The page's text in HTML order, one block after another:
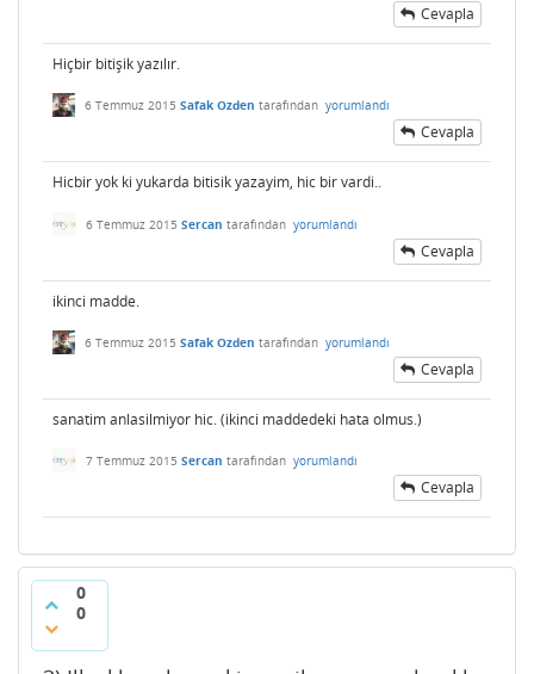
Cevapla
Hiçbir bitişik yazılır.
6 Temmuz 2015 Safak Ozden tarafından yorumlandı
Cevapla
Hicbir yok ki yukarda bitisik yazayim, hic bir vardi..
6 Temmuz 2015 Sercan tarafından yorumlandı
Cevapla
ikinci madde.
6 Temmuz 2015 Safak Ozden tarafından yorumlandı
Cevapla
sanatim anlasilmiyor hic. (ikinci maddedeki hata olmus.)
7 Temmuz 2015 Sercan tarafından yorumlandı
Cevapla
0
0